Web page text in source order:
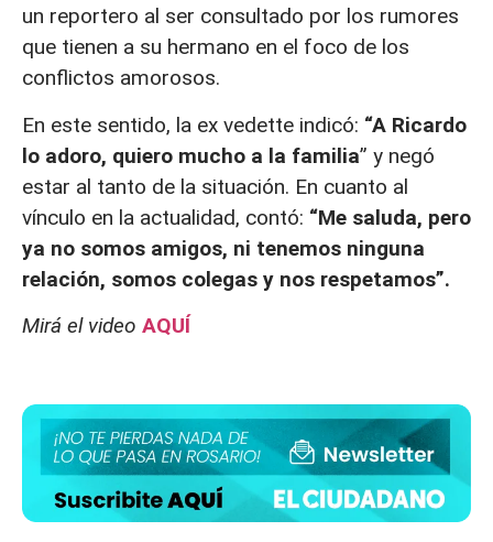
un reportero al ser consultado por los rumores
que tienen a su hermano en el foco de los
conflictos amorosos.
En este sentido, la ex vedette indicó: “A Ricardo
lo adoro, quiero mucho a la familia” y negó
estar al tanto de la situación. En cuanto al
vínculo en la actualidad, contó: “Me saluda, pero
ya no somos amigos, ni tenemos ninguna
relación, somos colegas y nos respetamos”.
Mirá el video AQUÍ